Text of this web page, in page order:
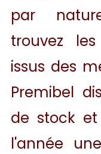
par
trouvez
issus des
Premibel
de stock
l'année